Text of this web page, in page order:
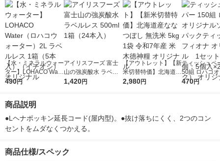
【水・ミネラルウォー
ター】LOHACO Wate
r（ロハコウォータ
シ） オリジナル
490円
アイリスフーズ 富士
山の強炭酸水 ラベル
レス 500ml 1箱（24
1,420円
【アウトレット】【新
米切替特価】北海道産
ななつぼし 無洗米 5k
2,980円
ティッシュペ
50組 ロハコ
ルソフトパッ
オリジナル
470円
商品説明
●Lヘナポッキン延長コード(屋内型)。●抜け落ちにくく、2つのコン
セントをムダなくつかえる。
商品仕様/スペック